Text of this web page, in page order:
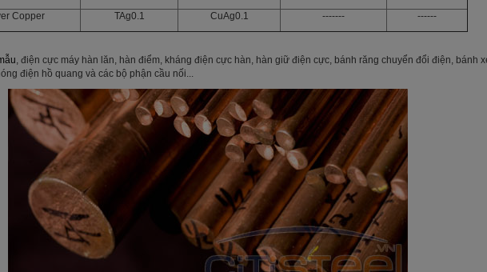
Copper
TAg0.1 CuAg0.1 -------
------
, điện cực máy hàn lăn, hàn điểm, kháng điện cực hàn, hàn giữ điện cực, bánh răng chuyển đổi điện, bánh
điện hồ quang và các bộ phận cầu nối...